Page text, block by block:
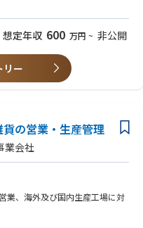
能分担を行っており、各メンバ
業務を遂行するため、コミュニ
指定のシステムへの対応なども
す。
産背景を設計し、商品を作り出
ィブな議論を行い、課題を乗り
の醍醐味を一緒に経験し、主体
ます。
ームでの情報共有・連携によ
方。
想定年収 600 万円 ~ 非公開
リー
の営業・生産管理
業会社
業、海外及び国内生産工場に対